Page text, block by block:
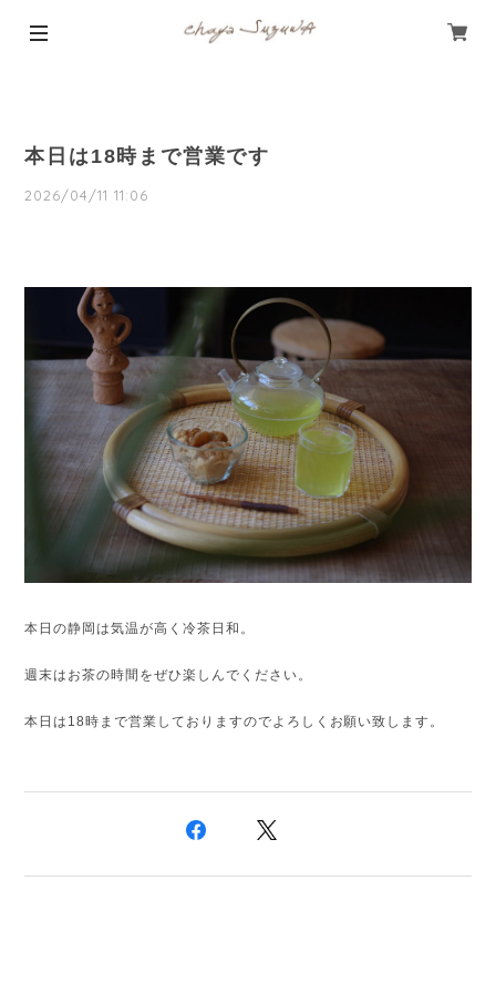
本日は18時まで営業です
2026/04/11 11:06
本日の静岡は気温が高く冷茶日和。
週末はお茶の時間をぜひ楽しんでください。
本日は18時まで営業しておりますのでよろしくお願い致します。